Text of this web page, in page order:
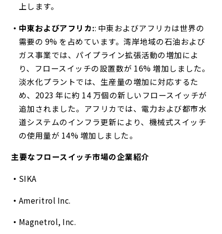
上します。
中東およびアフリカ:: 中東およびアフリカは世界の
需要の 9% を占めています。湾岸地域の石油および
ガス事業では、パイプライン拡張活動の増加によ
り、フロースイッチの設置数が 16% 増加しました。
淡水化プラントでは、生産量の増加に対応するた
め、2023 年に約 14 万個の新しいフロースイッチが
追加されました。アフリカでは、電力および都市水
道システムのインフラ更新により、機械式スイッチ
の使用量が 14% 増加しました。
主要なフロースイッチ市場の企業紹介
SIKA
Ameritrol Inc.
Magnetrol, Inc.